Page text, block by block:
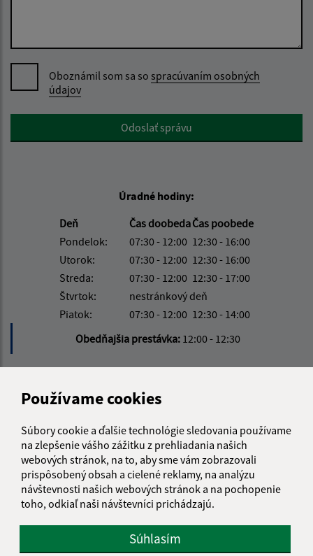
Používame cookies
Súbory cookie a ďalšie technológie sledovania používame
na zlepšenie vášho zážitku z prehliadania našich
webových stránok, na to, aby sme vám zobrazovali
prispôsobený obsah a cielené reklamy, na analýzu
návštevnosti našich webových stránok a na pochopenie
toho, odkiaľ naši návštevníci prichádzajú.
Súhlasím
Oboznámil som sa so spracúvaním osobných
údajov
Google reCaptcha ResponseOdoslať správu
Úradné hodiny:
Deň
Čas doobedaČas poobede
Pondelok:
07:30 - 12:00 12:30 - 16:00
Utorok:
07:30 - 12:00 12:30 - 16:00
Streda:
07:30 - 12:00 12:30 - 17:00
Štvrtok:
nestránkový deň
Piatok:
07:30 - 12:00 12:30 - 14:00
Obedňajšia prestávka: 12:00 - 12:30
Rudlov 37
094 35 Soľ
rudlov@obecrudlov.sk
+421 574 496 337